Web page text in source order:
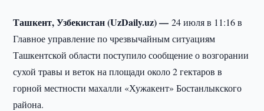
Ташкент, Узбекистан (UzDaily.uz) —24 июля в 11:16 в
Главное управление по чрезвычайным ситуациям
Ташкентской области поступило сообщение о возгорании
сухой травы и веток на площади около 2 гектаров в
горной местности махалли «Хужакент» Бостанлыкского
района.